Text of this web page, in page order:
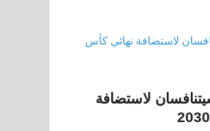
لاستضافة